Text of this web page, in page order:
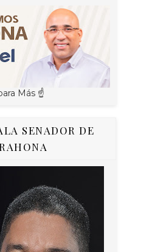
Más ☝
SENADOR DE